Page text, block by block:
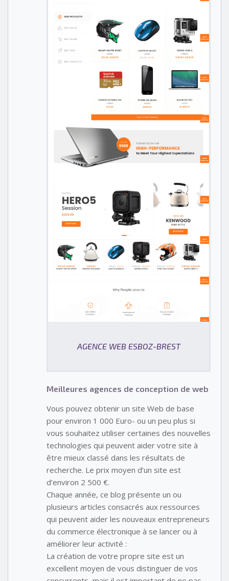
AGENCE WEB ESBOZ-BREST
Meilleures agences de conception de web
Vous pouvez obtenir un site Web de base
pour environ 1 000 Euro- ou un peu plus si
vous souhaitez utiliser certaines des nouvelles
technologies qui peuvent aider votre site à
être mieux classé dans les résultats de
recherche. Le prix moyen d’un site est
d’environ 2 500 €.
Chaque année, ce blog présente un ou
plusieurs articles consacrés aux ressources
qui peuvent aider les nouveaux entrepreneurs
du commerce électronique à se lancer ou à
améliorer leur activité :
La création de votre propre site est un
excellent moyen de vous distinguer de vos